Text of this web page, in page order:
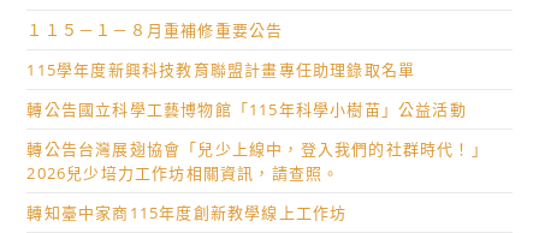
１１５－１－８月重補修重要公告
115學年度新興科技教育聯盟計畫專任助理錄取名單
轉公告國立科學工藝博物館「115年科學小樹苗」公益活動
轉公告台灣展翅協會「兒少上線中，登入我們的社群時代！」
2026兒少培力工作坊相關資訊，請查照。
轉知臺中家商115年度創新教學線上工作坊